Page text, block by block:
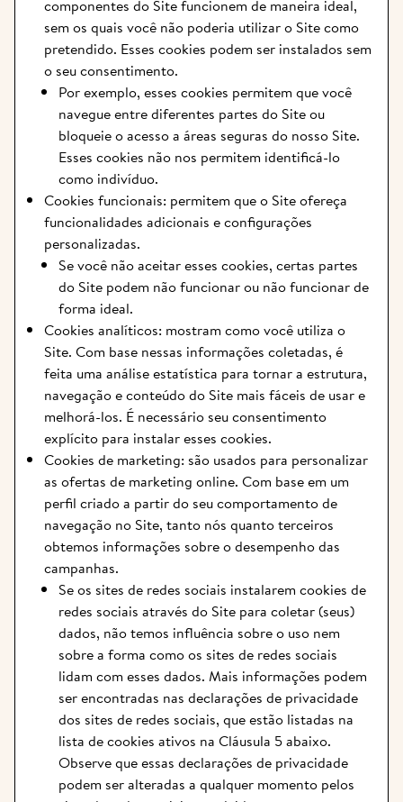
componentes do Site funcionem de maneira ideal,
sem os quais você não poderia utilizar o Site como
pretendido. Esses cookies podem ser instalados sem
o seu consentimento.
Por exemplo, esses cookies permitem que você
navegue entre diferentes partes do Site ou
bloqueie o acesso a áreas seguras do nosso Site.
Esses cookies não nos permitem identificá-lo
como indivíduo.
Cookies funcionais: permitem que o Site ofereça
funcionalidades adicionais e configurações
personalizadas.
Se você não aceitar esses cookies, certas partes
do Site podem não funcionar ou não funcionar de
forma ideal.
Cookies analíticos: mostram como você utiliza o
Site. Com base nessas informações coletadas, é
feita uma análise estatística para tornar a estrutura,
navegação e conteúdo do Site mais fáceis de usar e
melhorá-los. É necessário seu consentimento
explícito para instalar esses cookies.
Cookies de marketing: são usados para personalizar
as ofertas de marketing online. Com base em um
perfil criado a partir do seu comportamento de
navegação no Site, tanto nós quanto terceiros
obtemos informações sobre o desempenho das
campanhas.
Se os sites de redes sociais instalarem cookies de
redes sociais através do Site para coletar (seus)
dados, não temos influência sobre o uso nem
sobre a forma como os sites de redes sociais
lidam com esses dados. Mais informações podem
ser encontradas nas declarações de privacidade
dos sites de redes sociais, que estão listadas na
lista de cookies ativos na Cláusula 5 abaixo.
Observe que essas declarações de privacidade
podem ser alteradas a qualquer momento pelos